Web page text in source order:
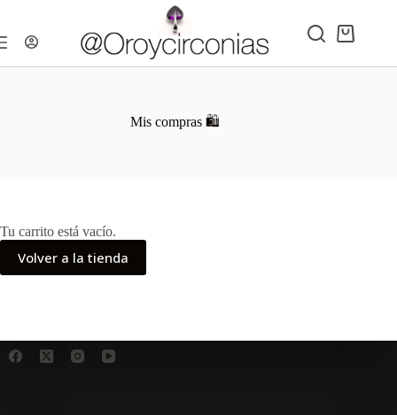
contenido
Carro
compra
Mis compras 🛍️
Tu carrito está vacío.
Volver a la tienda